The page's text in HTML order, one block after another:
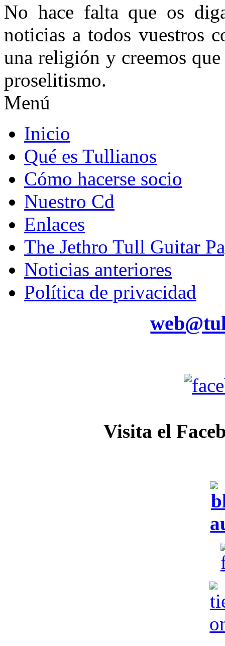
No hace falta que os
noticias a todos vuestros
una religión y creemos
proselitismo.
Menú
Inicio
Qué es Tullianos
Cómo hacerse socio
Nuestro Cd
Enlaces
The Jethro Tull Guitar
Noticias anteriores
Política de privacidad
Visita el